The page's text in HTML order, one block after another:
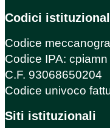
Codici
Codice
Codice IPA: cpiamn
C.F. 93068650204
Codice univoco
Siti istituzionali